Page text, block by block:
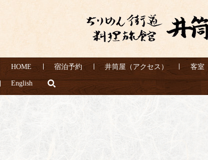
HOME 宿泊予約 井筒屋（アクセス） 客室
English